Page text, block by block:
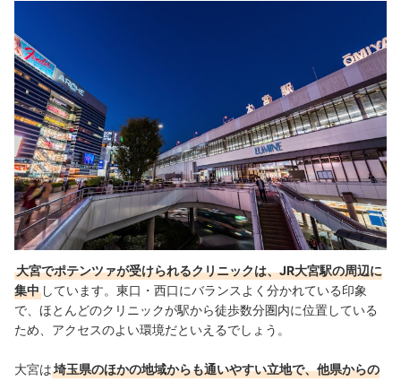
大宮でポテンツァが受けられるクリニックは、JR大宮駅の周辺に
集中 しています。東口・西口にバランスよく分かれている印象
で、ほとんどのクリニックが駅から徒歩数分圏内に位置している
ため、アクセスのよい環境だといえるでしょう。
大宮は埼玉県のほかの地域からも通いやすい立地で、他県からの